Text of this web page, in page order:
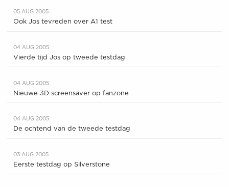
05 AUG 2005
Ook Jos tevreden over A1 test
04 AUG 2005
Vierde tijd Jos op tweede testdag
04 AUG 2005
Nieuwe 3D screensaver op fanzone
04 AUG 2005
De ochtend van de tweede testdag
03 AUG 2005
Eerste testdag op Silverstone